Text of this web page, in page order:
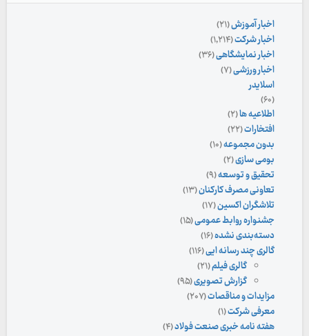
اخبار آموزش(۲۱)
اخبار شرکت(۱,۲۱۴)
اخبار نمایشگاهی(۳۶)
اخبار ورزشی(۷)
اسلایدر
(۶۰)
اطلاعیه ها(۲)
افتخارات(۲۲)
بدون مجموعه(۱۰)
بومی سازی(۲)
تحقیق و توسعه(۹)
تعاونی مصرف کارکنان(۱۳)
تلاشگران اکسین(۱۷)
جشنواره روابط عمومی(۱۵)
دسته‌بندی نشده(۱۶)
گالری چند رسانه ایی(۱۱۶)
گالری فیلم(۲۱)
گزارش تصویری(۹۵)
مزایدات و مناقصات(۲۰۷)
معرفی شرکت(۱)
هفته نامه خبری صنعت فولاد(۴)